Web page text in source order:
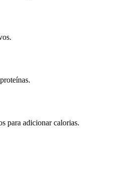
para adicionar calorias.